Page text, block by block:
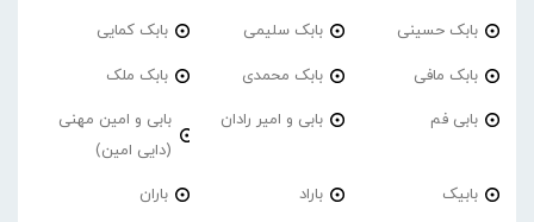
بابک حسینی بابک سلیمی بابک کمایی
بابک مافی بابک محمدی بابک ملک
بابی فم بابی و امیر رادان
بابی و امین مهنی
(دایی امین)
بابیک باراد باران